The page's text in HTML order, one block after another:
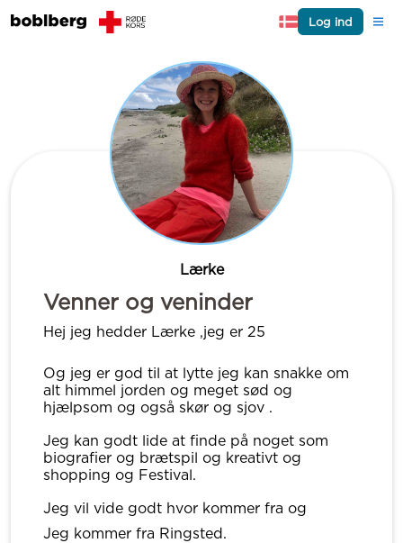
Log ind
Lærke
Venner og veninder
Hej jeg hedder Lærke ,jeg er 25
Og jeg er god til at lytte jeg kan snakke om
alt himmel jorden og meget sød og
hjælpsom og også skør og sjov .
Jeg kan godt lide at finde på noget som
biografier og brætspil og kreativt og
shopping og Festival.
Jeg vil vide godt hvor kommer fra og
Jeg kommer fra Ringsted.